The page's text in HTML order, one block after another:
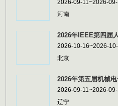
2026-09-11~2026-
河南
2026年IEEE第四届
2026-10-16~2026-
北京
2026年第五届机械
2026-09-11~2026-
辽宁